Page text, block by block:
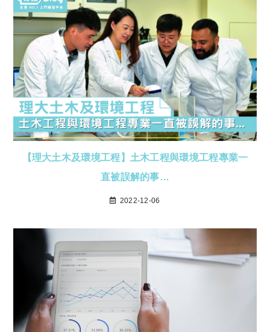
【理大土木及環境工程】土木工程與環境工程專業一
直被誤解的事…
2022-12-06